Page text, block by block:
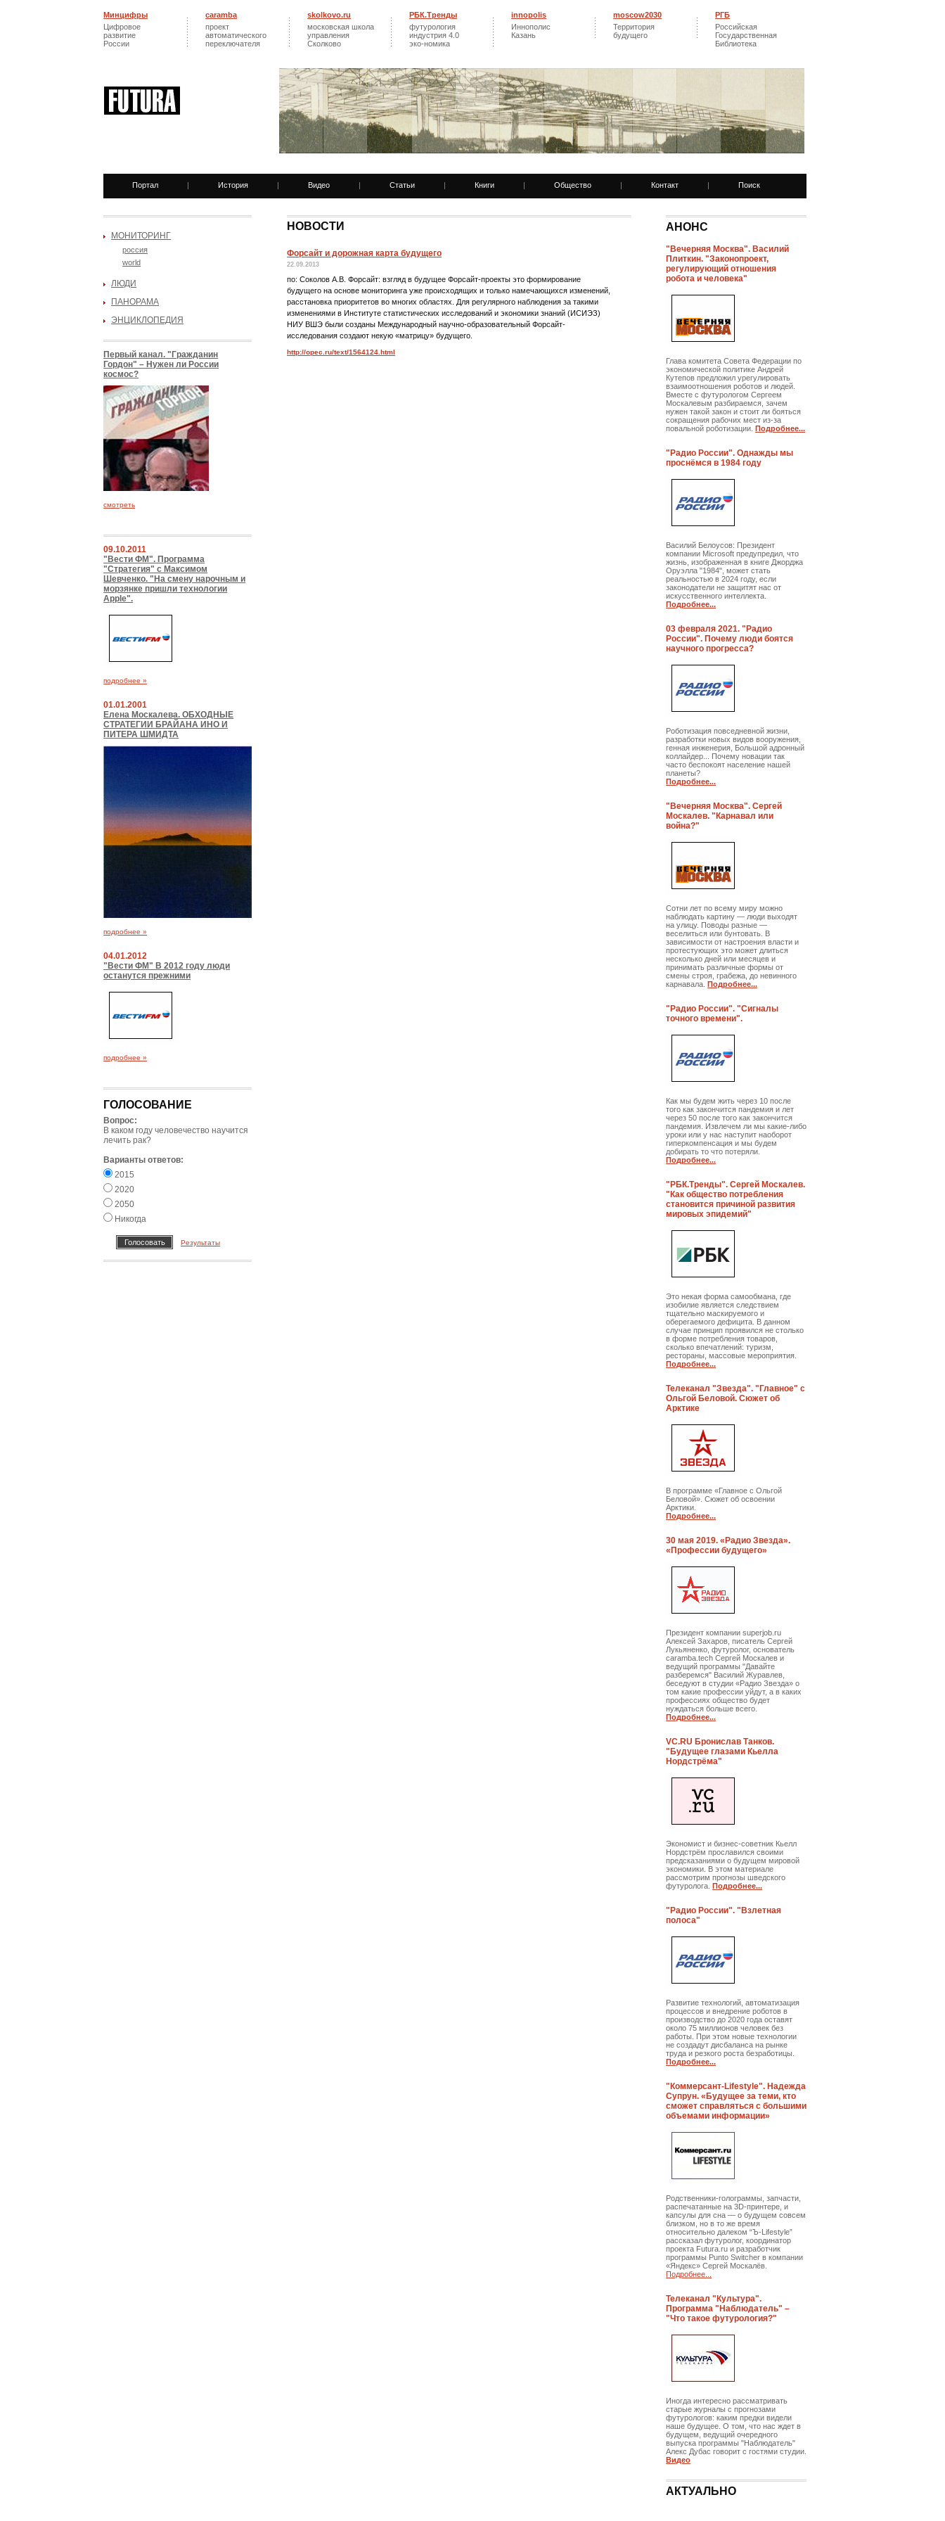
Минцифры
Цифровое
развитие
России
caramba
проект
автоматического
переключателя
skolkovo.ru
московская школа
управления
Сколково
РБК.Тренды
футурология
индустрия 4.0
эко-номика
innopolis
Иннополис
Казань
moscow2030
Территория
будущего
РГБ
Российская
Государственная
Библиотека
Портал | История | Видео | Статьи | Книги | Общество | Контакт | Поиск
МОНИТОРИНГ
россия
world
ЛЮДИ
ПАНОРАМА
ЭНЦИКЛОПЕДИЯ
Первый канал. "Гражданин
Гордон" – Нужен ли России
космос?
смотреть
09.10.2011
"Вести ФМ". Программа
"Стратегия" с Максимом
Шевченко. "На смену нарочным и
морзянке пришли технологии
Apple".
подробнее »
01.01.2001
Елена Москалева. ОБХОДНЫЕ
СТРАТЕГИИ БРАЙАНА ИНО И
ПИТЕРА ШМИДТА
подробнее »
04.01.2012
"Вести ФМ" В 2012 году люди
останутся прежними
подробнее »
ГОЛОСОВАНИЕ
Вопрос:
В каком году человечество научится
лечить рак?
Варианты ответов:
2015
2020
2050
Никогда
Результаты
НОВОСТИ
Форсайт и дорожная карта будущего
22.09.2013
по: Соколов А.В. Форсайт: взгляд в будущее Форсайт-проекты это формирование
будущего на основе мониторинга уже происходящих и только намечающихся изменений,
расстановка приоритетов во многих областях. Для регулярного наблюдения за такими
изменениями в Институте статистических исследований и экономики знаний (ИСИЭЗ)
НИУ ВШЭ были созданы Международный научно-образовательный Форсайт-
исследования создают некую «матрицу» будущего.
http://opec.ru/text/1564124.html
АНОНС
"Вечерняя Москва". Василий
Плиткин. "Законопроект,
регулирующий отношения
робота и человека"
Глава комитета Совета Федерации по
экономической политике Андрей
Кутепов предложил урегулировать
взаимоотношения роботов и людей.
Вместе с футурологом Сергеем
Москалевым разбираемся, зачем
нужен такой закон и стоит ли бояться
сокращения рабочих мест из-за
повальной роботизации.Подробнее...
"Радио России". Однажды мы
проснёмся в 1984 году
Василий Белоусов: Президент
компании Microsoft предупредил, что
жизнь, изображенная в книге Джорджа
Оруэлла "1984", может стать
реальностью в 2024 году, если
законодатели не защитят нас от
искусственного интеллекта.
Подробнее...
03 февраля 2021. "Радио
России". Почему люди боятся
научного прогресса?
Роботизация повседневной жизни,
разработки новых видов вооружения,
генная инженерия, Большой адронный
коллайдер... Почему новации так
часто беспокоят население нашей
планеты?
Подробнее...
"Вечерняя Москва". Сергей
Москалев. "Карнавал или
война?"
Сотни лет по всему миру можно
наблюдать картину — люди выходят
на улицу. Поводы разные —
веселиться или бунтовать. В
зависимости от настроения власти и
протестующих это может длиться
несколько дней или месяцев и
принимать различные формы от
смены строя, грабежа, до невинного
карнавала.Подробнее...
"Радио России". "Сигналы
точного времени".
Как мы будем жить через 10 после
того как закончится пандемия и лет
через 50 после того как закончится
пандемия. Извлечем ли мы какие-либо
уроки или у нас наступит наоборот
гиперкомпенсация и мы будем
добирать то что потеряли.
Подробнее...
"РБК.Тренды". Сергей Москалев.
"Как общество потребления
становится причиной развития
мировых эпидемий"
Это некая форма самообмана, где
изобилие является следствием
тщательно маскируемого и
оберегаемого дефицита. В данном
случае принцип проявился не столько
в форме потребления товаров,
сколько впечатлений: туризм,
рестораны, массовые мероприятия.
Подробнее...
Телеканал "Звезда". "Главное" с
Ольгой Беловой. Сюжет об
Арктике
В программе «Главное с Ольгой
Беловой». Сюжет об освоении
Арктики.
Подробнее...
30 мая 2019. «Радио Звезда».
«Профессии будущего»
Президент компании superjob.ru
Алексей Захаров, писатель Сергей
Лукьяненко, футуролог, основатель
caramba.tech Сергей Москалев и
ведущий программы "Давайте
разберемся" Василий Журавлев,
беседуют в студии «Радио Звезда» о
том какие профессии уйдут, а в каких
профессиях общество будет
нуждаться больше всего.
Подробнее...
VC.RU Бронислав Танков.
"Будущее глазами Кьелла
Нордстрёма"
Экономист и бизнес-советник Кьелл
Нордстрём прославился своими
предсказаниями о будущем мировой
экономики. В этом материале
рассмотрим прогнозы шведского
футуролога.Подробнее...
"Радио России". "Взлетная
полоса"
Развитие технологий, автоматизация
процессов и внедрение роботов в
производство до 2020 года оставят
около 75 миллионов человек без
работы. При этом новые технологии
не создадут дисбаланса на рынке
труда и резкого роста безработицы.
Подробнее...
"Коммерсант-Lifestyle". Надежда
Супрун. «Будущее за теми, кто
сможет справляться с большими
объемами информации»
Родственники-голограммы, запчасти,
распечатанные на 3D-принтере, и
капсулы для сна — о будущем совсем
близком, но в то же время
относительно далеком “Ъ-Lifestyle”
рассказал футуролог, координатор
проекта Futura.ru и разработчик
программы Punto Switcher в компании
«Яндекс» Сергей Москалёв.
Подробнее...
Телеканал "Культура".
Программа "Наблюдатель" –
"Что такое футурология?"
Иногда интересно рассматривать
старые журналы с прогнозами
футурологов: каким предки видели
наше будущее. О том, что нас ждет в
будущем, ведущий очередного
выпуска программы "Наблюдатель"
Алекс Дубас говорит с гостями студии.
Видео
АКТУАЛЬНО